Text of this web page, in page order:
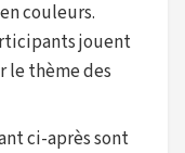
couleurs.
jouent
le thème des
ci-après sont